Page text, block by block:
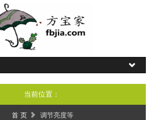
当前位置：
首 页 调节亮度等